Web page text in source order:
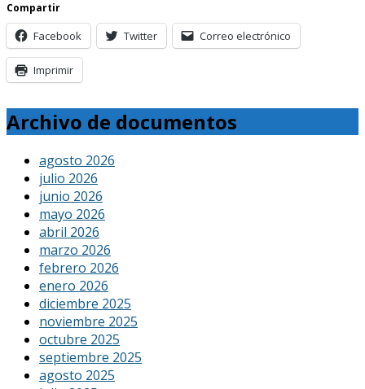
Compartir
Facebook Twitter Correo electrónico
Imprimir
Archivo de documentos
agosto 2026
julio 2026
junio 2026
mayo 2026
abril 2026
marzo 2026
febrero 2026
enero 2026
diciembre 2025
noviembre 2025
octubre 2025
septiembre 2025
agosto 2025